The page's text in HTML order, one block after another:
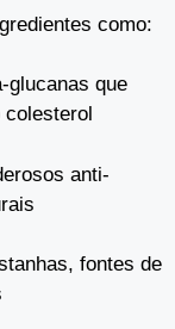
como:
glucanas que
colesterol
anti-
fontes de